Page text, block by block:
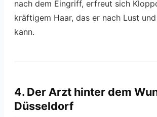
nach dem Eingriff, erfreut sich
kräftigem Haar, das er nach Lust
kann.
4. Der Arzt hinter dem
Düsseldorf